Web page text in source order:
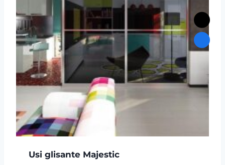
Usi glisante Majestic